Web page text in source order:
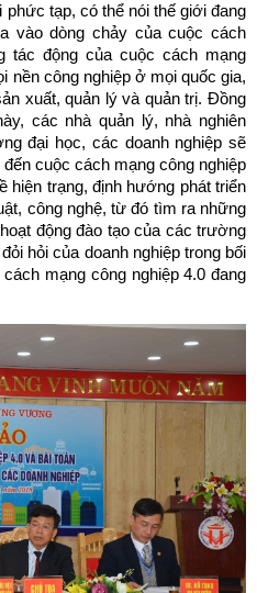
tạp, có thể nói thế giới đang
vào dòng chảy của cuộc cách
tác động của cuộc cách mạng
nền công nghiệp ở mọi quốc gia,
xuất, quản lý và quản trị. Đồng
các nhà quản lý, nhà nghiên
đại học, các doanh nghiệp sẽ
cuộc cách mạng công nghiệp
hiện trạng, định hướng phát triển
công nghệ, từ đó tìm ra những
động đào tạo của các trường
hỏi của doanh nghiệp trong bối
mạng công nghiệp 4.0 đang